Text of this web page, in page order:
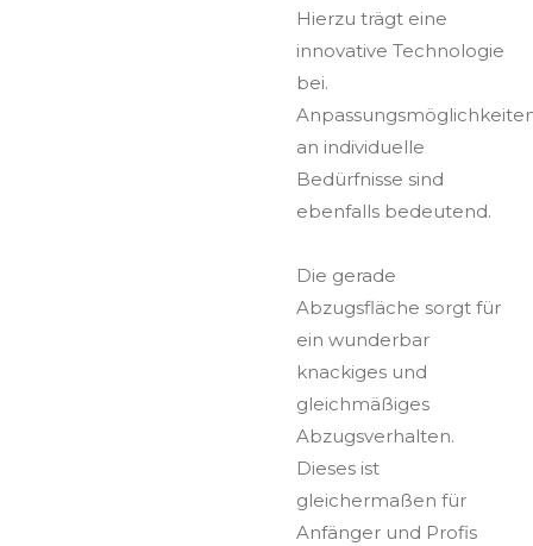
Hierzu trägt eine
innovative Technologie
bei.
an individuelle
Bedürfnisse sind
ebenfalls bedeutend.
Die gerade
Abzugsfläche sorgt für
ein wunderbar
knackiges und
gleichmäßiges
Abzugsverhalten.
Dieses ist
gleichermaßen für
Anfänger und Profis